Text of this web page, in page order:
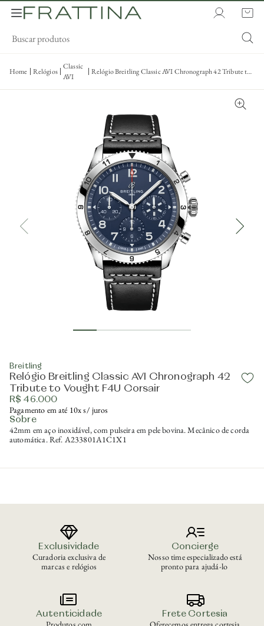
Home Relógios
Classic
AVI
Relógio Breitling Classic AVI Chronograph 42 Tribute to
Breitling
Relógio Breitling Classic AVI Chronograph 42
Tribute to Vought F4U Corsair
R$ 46.000
Pagamento em até 10x s/ juros
Sobre
42mm em aço inoxidável, com pulseira em pele bovina. Mecânico de corda
automática. Ref. A233801A1C1X1
Exclusividade
Curadoria exclusiva de
marcas e relógios
Concierge
Nosso time especializado está
pronto para ajudá-lo
Autenticidade Frete Cortesia